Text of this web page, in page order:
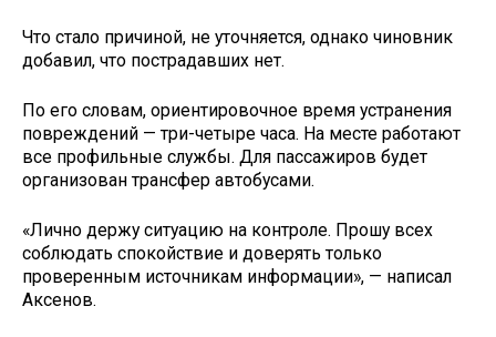
Что стало причиной, не уточняется, однако чиновник
добавил, что пострадавших нет.
По его словам, ориентировочное время устранения
повреждений — три-четыре часа. На месте работают
все профильные службы. Для пассажиров будет
организован трансфер автобусами.
«Лично держу ситуацию на контроле. Прошу всех
соблюдать спокойствие и доверять только
проверенным источникам информации», — написал
Аксенов.